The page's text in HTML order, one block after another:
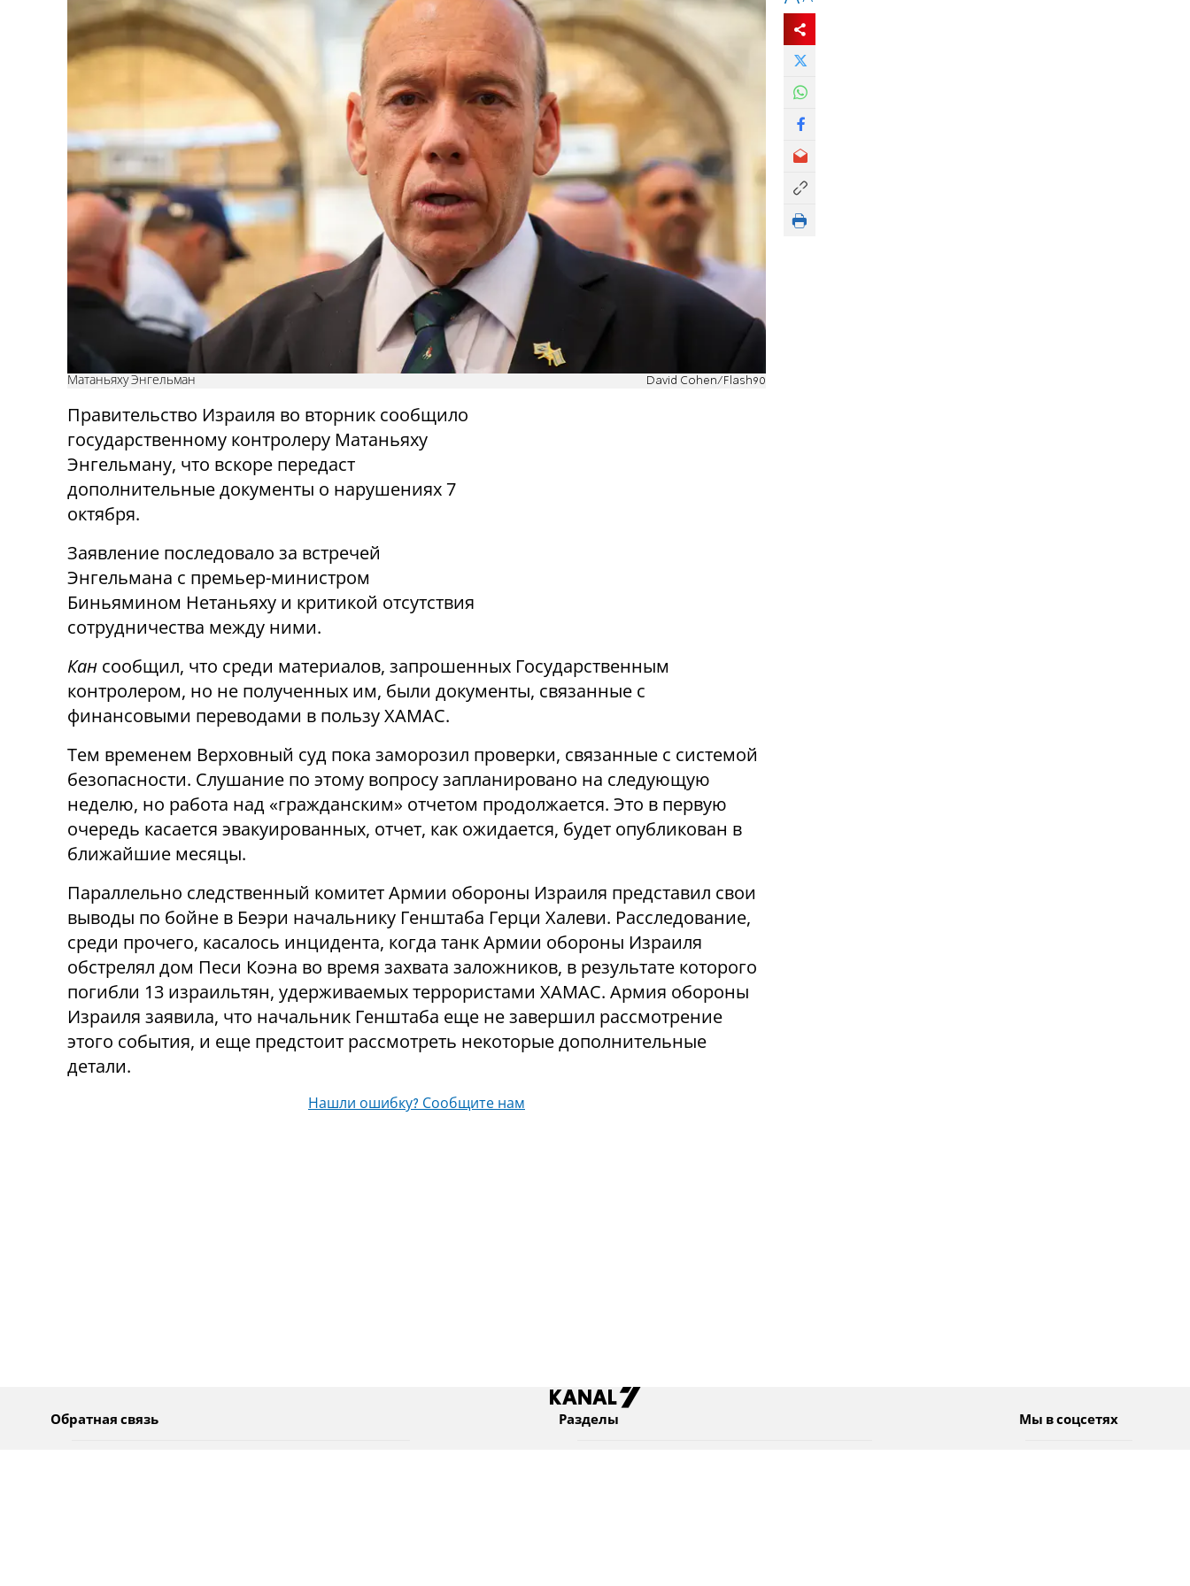
Матаньяху Энгельман David Cohen/Flash90
Правительство Израиля во вторник сообщило
государственному контролеру Матаньяху
Энгельману, что вскоре передаст
дополнительные документы о нарушениях7
октября.
Заявление последовало за встречей
Энгельмана с премьер-министром
Биньямином Нетаньяху и критикой отсутствия
сотрудничества между ними.
Кан сообщил, что среди материалов, запрошенных Государственным
контролером, но не полученных им, были документы, связанные с
финансовыми переводами в пользу ХАМАС.
Тем временем Верховный суд пока заморозил проверки, связанные с системой
безопасности. Слушание по этому вопросу запланировано на следующую
неделю, но работа над «гражданским» отчетом продолжается. Это в первую
очередь касается эвакуированных, отчет, как ожидается, будет опубликован в
ближайшие месяцы.
Параллельно следственный комитет Армии обороны Израиля представил свои
выводы по бойне в Беэри начальнику Генштаба Герци Халеви. Расследование,
среди прочего, касалось инцидента, когда танк Армии обороны Израиля
обстрелял дом Песи Коэна во время захвата заложников, в результате которого
погибли 13 израильтян, удерживаемых террористами ХАМАС. Армия обороны
Израиля заявила, что начальник Генштаба еще не завершил рассмотрение
этого события, и еще предстоит рассмотреть некоторые дополнительные
детали.
Нашли ошибку? Сообщите нам
Обратная связь Разделы Мы в соцсетях